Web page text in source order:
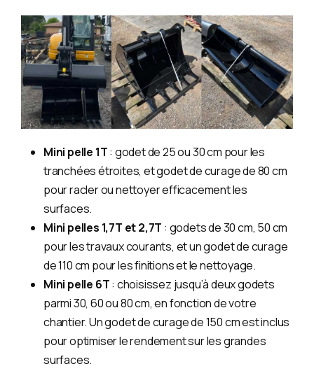
Mini pelle 1T: godet de 25 ou 30 cm pour les
tranchées étroites, et godet de curage de 80 cm
pour racler ou nettoyer efficacement les
surfaces.
Mini pelles 1,7T et 2,7T : godets de 30 cm, 50 cm
pour les travaux courants, et un godet de curage
de 110 cm pour les finitions et le nettoyage.
Mini pelle 6T: choisissez jusqu’à deux godets
parmi 30, 60 ou 80 cm, en fonction de votre
chantier. Un godet de curage de 150 cm est inclus
pour optimiser le rendement sur les grandes
surfaces.